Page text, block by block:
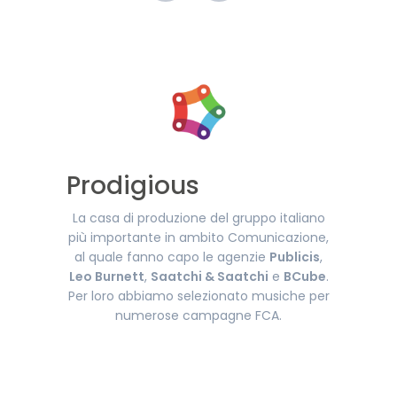
Prodigious
La casa di produzione del gruppo italiano
più importante in ambito Comunicazione,
al quale fanno capo le agenzie Publicis,
Leo Burnett, Saatchi & Saatchi e BCube.
Per loro abbiamo selezionato musiche per
numerose campagne FCA.